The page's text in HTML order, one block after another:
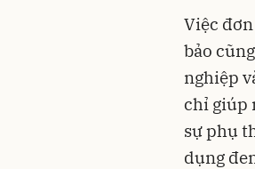
Việc
bảo
nghiệp
chỉ giúp
sự phụ
dụng